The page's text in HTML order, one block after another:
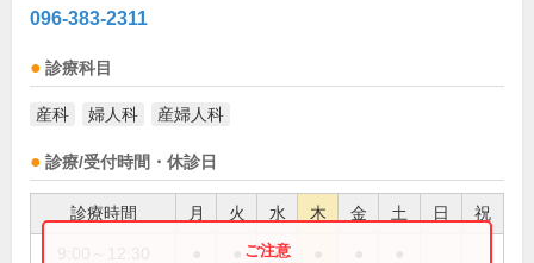
096-383-2311
診療科目
産科 婦人科 産婦人科
診療/受付時間・休診日
診療時間 月 火 水 木 金 土 日 祝
●